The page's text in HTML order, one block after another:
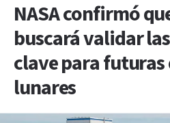
NASA confirmó
buscará validar
clave para
lunares